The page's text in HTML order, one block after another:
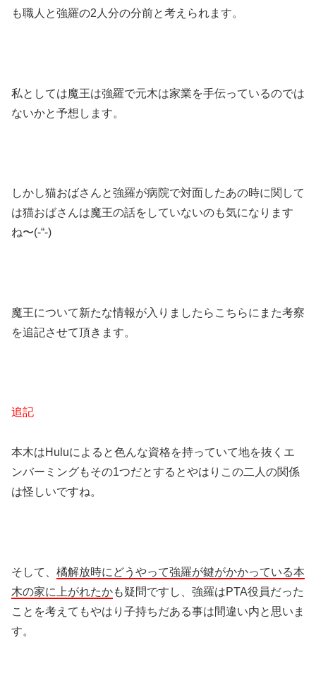
も職人と強羅の2人分の分前と考えられます。
私としては魔王は強羅で元木は家業を手伝っているのでは
ないかと予想します。
しかし猫おばさんと強羅が病院で対面したあの時に関して
は猫おばさんは魔王の話をしていないのも気になります
ね〜(-“-)
魔王について新たな情報が入りましたらこちらにまた考察
を追記させて頂きます。
追記
本木はHuluによると色んな資格を持っていて地を抜くエ
ンバーミングもその1つだとするとやはりこの二人の関係
は怪しいですね。
そして、 橘解放時にどうやって強羅が鍵がかかっている本
木の家に上がれたかも疑問ですし、強羅はPTA役員だった
ことを考えてもやはり子持ちだある事は間違い内と思いま
す。